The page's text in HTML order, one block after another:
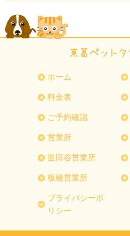
ホーム
料金表
ご予約確認
営業所
世田谷営業所
板橋営業所
プライバシーポ
リシー